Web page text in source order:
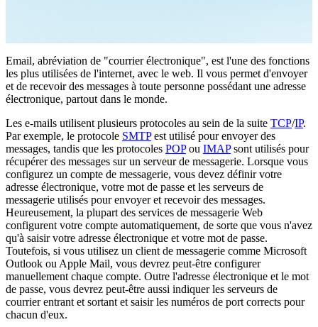
Email, abréviation de "courrier électronique", est l'une des fonctions
les plus utilisées de l'internet, avec le web. Il vous permet d'envoyer
et de recevoir des messages à toute personne possédant une adresse
électronique, partout dans le monde.
Les e-mails utilisent plusieurs protocoles au sein de la suite TCP/IP.
Par exemple, le protocole SMTPest utilisé pour envoyer des
messages, tandis que les protocoles POPou IMAPsont utilisés pour
récupérer des messages sur un serveur de messagerie. Lorsque vous
configurez un compte de messagerie, vous devez définir votre
adresse électronique, votre mot de passe et les serveurs de
messagerie utilisés pour envoyer et recevoir des messages.
Heureusement, la plupart des services de messagerie Web
configurent votre compte automatiquement, de sorte que vous n'avez
qu'à saisir votre adresse électronique et votre mot de passe.
Toutefois, si vous utilisez un client de messagerie comme Microsoft
Outlook ou Apple Mail, vous devrez peut-être configurer
manuellement chaque compte. Outre l'adresse électronique et le mot
de passe, vous devrez peut-être aussi indiquer les serveurs de
courrier entrant et sortant et saisir les numéros de port corrects pour
chacun d'eux.